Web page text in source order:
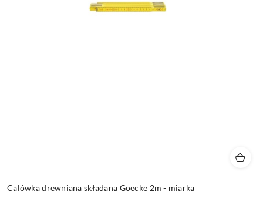
Calówka drewniana składana Goecke 2m - miarka